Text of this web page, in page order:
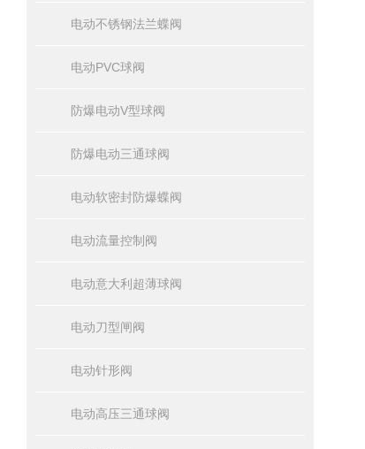
电动不锈钢法兰蝶阀
电动PVC球阀
防爆电动V型球阀
防爆电动三通球阀
电动软密封防爆蝶阀
电动流量控制阀
电动意大利超薄球阀
电动刀型闸阀
电动针形阀
电动高压三通球阀